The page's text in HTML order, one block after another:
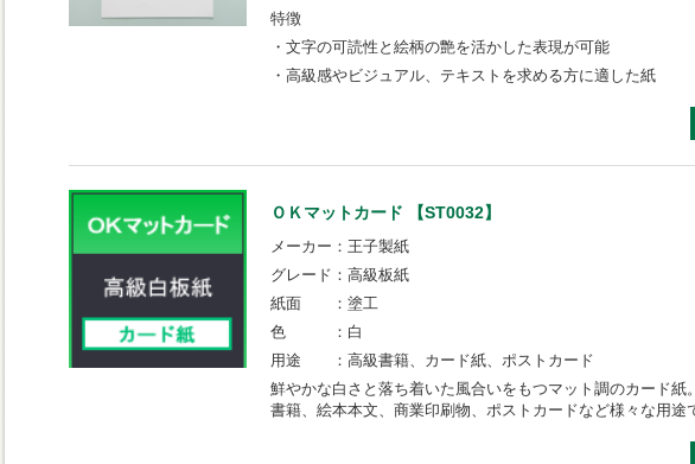
特徴
・文字の可読性と絵柄の艶を活かした表現が可能
・高級感やビジュアル、テキストを求める方に適した紙
ＯＫマットカード 【ST0032】
メーカー：王子製紙
グレード：高級板紙
紙面 ：塗工
色 ：白
用途 ：高級書籍、カード紙、ポストカード
鮮やかな白さと落ち着いた風合いをもつマット調のカード紙
書籍、絵本本文、商業印刷物、ポストカードなど様々な用途